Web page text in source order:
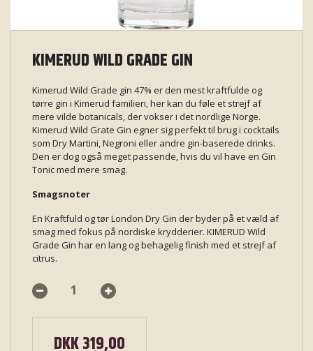
KIMERUD WILD GRADE GIN
Kimerud Wild Grade gin 47% er den mest kraftfulde og
tørre gin i Kimerud familien, her kan du føle et strejf af
mere vilde botanicals, der vokser i det nordlige Norge.
Kimerud Wild Grate Gin egner sig perfekt til brug i cocktails
som Dry Martini, Negroni eller andre gin-baserede drinks.
Den er dog også meget passende, hvis du vil have en Gin
Tonic med mere smag.
Smagsnoter
En Kraftfuld og tør London Dry Gin der byder på et væld af
smag med fokus på nordiske krydderier. KIMERUD Wild
Grade Gin har en lang og behagelig finish med et strejf af
citrus.
DKK 319,00